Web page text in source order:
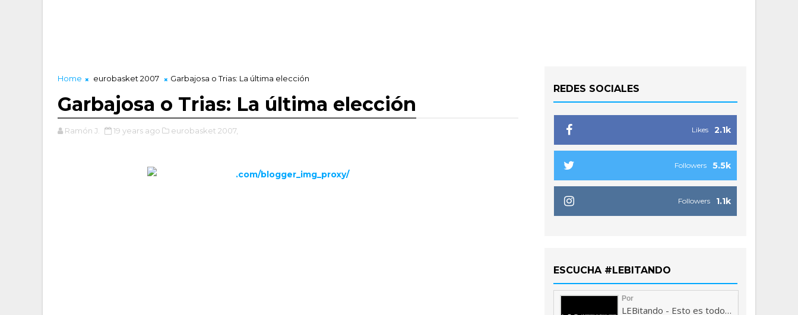
Home eurobasket 2007 Garbajosa o Trias: La última elección
Garbajosa o Trias: La última elección
Ramón J. 19 years ago eurobasket 2007,
REDES SOCIALES
2.1k
Likes
5.5k
Followers
1.1k
Followers
ESCUCHA #LEBITANDO